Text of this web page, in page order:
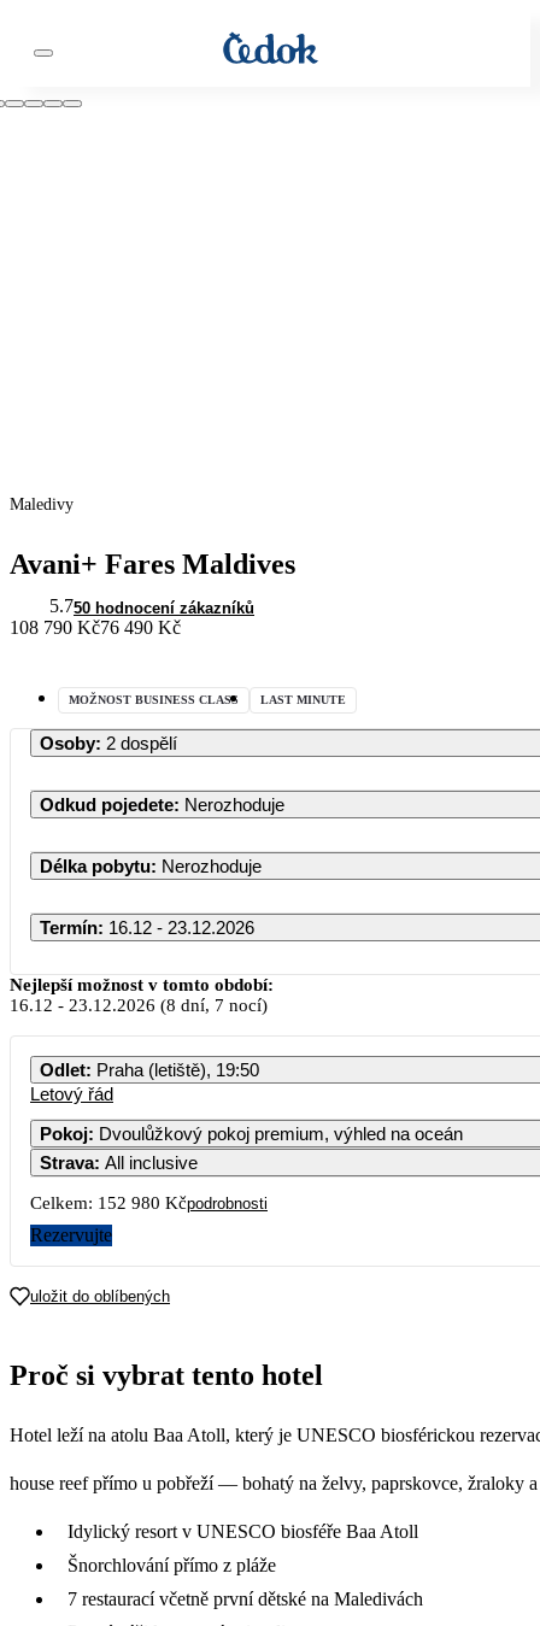
Maledivy
Avani+ Fares Maldives
5.750 hodnocení zákazníků
108 790 Kč76 490 Kč
MOŽNOST BUSINESS CLASS LAST MINUTE
Osoby: 2 dospělí
Odkud pojedete: Nerozhoduje
Délka pobytu: Nerozhoduje
Termín: 16.12 - 23.12.2026
Nejlepší možnost v tomto období:
16.12 - 23.12.2026 (8 dní, 7 nocí)
Odlet: Praha (letiště), 19:50
Letový řád
Pokoj: Dvoulůžkový pokoj premium, výhled na oceán
Strava: All inclusive
Celkem: 152 980 Kčpodrobnosti
Rezervujte
uložit do oblíbených
Proč si vybrat tento hotel
Hotel leží na atolu Baa Atoll, který je UNESCO biosférickou
house reef přímo u pobřeží — bohatý na želvy, paprskovce, žraloky
Idylický resort v UNESCO biosféře Baa Atoll
Šnorchlování přímo z pláže
7 restaurací včetně první dětské na Maledivách